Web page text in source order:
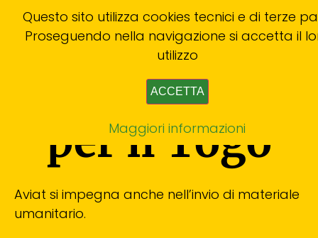
Un container
per il Togo
Aviat si impegna anche nell’invio di materiale
umanitario.
Questo sito utilizza cookies tecnici e di terze
Proseguendo nella navigazione si accetta il
utilizzo
ACCETTA
Maggiori informazioni